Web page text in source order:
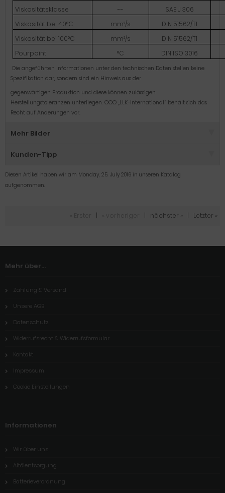
Viskositätsklasse --
SAE J 306
Viskosität bei 40°C
mm²/s
DIN 51562/T1
Viskosität bei 100°C
mm²/s
DIN 51562/T1
Pourpoint
°C DIN ISO 3016
Die angeführten Informationen unter den technischen Daten stellen keine
Spezifikation dar, sondern sind ein Hinweis aus der
gegenwärtigen Produktion und diese können zulässigen
Herstellungstoleranzen unterliegen. OOO „LLK-International“ behält sich das
Recht auf Änderungen vor.
Mehr Bilder
Kunden-Tipp
Diesen Artikel haben wir am Monday, 25. July 2016 in unseren Katalog
aufgenommen.
nächster » Letzter »
Mehr über...
Zahlung & Versand
Unsere AGB
Datenschutz
Widerrufsrecht & Widerrufsformular
Kontakt
Impressum
Cookie Einstellungen
Informationen
Wir über uns
Altölentsorgung
Batterieverordnung